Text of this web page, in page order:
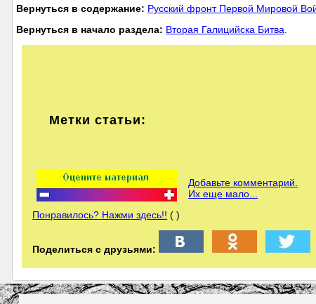
Вернуться в содержание: Русский фронт Первой Мировой
Вернуться в начало раздела: Вторая Галицийска Битва
Метки статьи:
Добавьте комментарий.
Их еще мало...
Понравилось? Нажми здесь!! ( )
Поделиться с друзьями: